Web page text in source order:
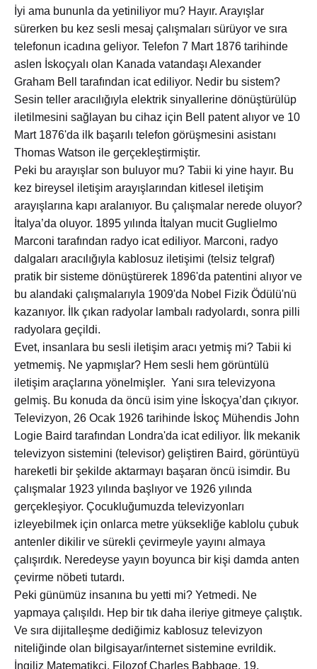
İyi ama bununla da yetiniliyor mu? Hayır. Arayışlar
sürerken bu kez sesli mesaj çalışmaları sürüyor ve sıra
telefonun icadına geliyor. Telefon 7 Mart 1876 tarihinde
aslen İskoçyalı olan Kanada vatandaşı Alexander
Graham Bell tarafından icat ediliyor. Nedir bu sistem?
Sesin teller aracılığıyla elektrik sinyallerine dönüştürülüp
iletilmesini sağlayan bu cihaz için Bell patent alıyor ve 10
Mart 1876'da ilk başarılı telefon görüşmesini asistanı
Thomas Watson ile gerçekleştirmiştir.
Peki bu arayışlar son buluyor mu? Tabii ki yine hayır. Bu
kez bireysel iletişim arayışlarından kitlesel iletişim
arayışlarına kapı aralanıyor. Bu çalışmalar nerede oluyor?
İtalya’da oluyor. 1895 yılında İtalyan mucit Guglielmo
Marconi tarafından radyo icat ediliyor. Marconi, radyo
dalgaları aracılığıyla kablosuz iletişimi (telsiz telgraf)
pratik bir sisteme dönüştürerek 1896'da patentini alıyor ve
bu alandaki çalışmalarıyla 1909'da Nobel Fizik Ödülü'nü
kazanıyor. İlk çıkan radyolar lambalı radyolardı, sonra pilli
radyolara geçildi.
Evet, insanlara bu sesli iletişim aracı yetmiş mi? Tabii ki
yetmemiş. Ne yapmışlar? Hem sesli hem görüntülü
iletişim araçlarına yönelmişler. Yani sıra televizyona
gelmiş. Bu konuda da öncü isim yine İskoçya’dan çıkıyor.
Televizyon, 26 Ocak 1926 tarihinde İskoç Mühendis John
Logie Baird tarafından Londra'da icat ediliyor. İlk mekanik
televizyon sistemini (televisor) geliştiren Baird, görüntüyü
hareketli bir şekilde aktarmayı başaran öncü isimdir. Bu
çalışmalar 1923 yılında başlıyor ve 1926 yılında
gerçekleşiyor. Çocukluğumuzda televizyonları
izleyebilmek için onlarca metre yüksekliğe kablolu çubuk
antenler dikilir ve sürekli çevirmeyle yayını almaya
çalışırdık. Neredeyse yayın boyunca bir kişi damda anten
çevirme nöbeti tutardı.
Peki günümüz insanına bu yetti mi? Yetmedi. Ne
yapmaya çalışıldı. Hep bir tık daha ileriye gitmeye çalıştık.
Ve sıra dijitalleşme dediğimiz kablosuz televizyon
niteliğinde olan bilgisayar/internet sistemine evrildik.
İngiliz Matematikçi, Filozof Charles Babbage, 19.